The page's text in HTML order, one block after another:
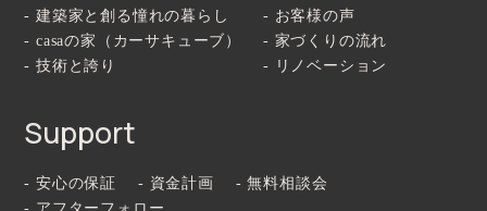
- 建築家と創る憧れの暮らし
- casaの家（カーサキューブ）
- 技術と誇り
- お客様の声
- 家づくりの流れ
- リノベーション
Support
- 安心の保証 - 資金計画
- 無料相談会